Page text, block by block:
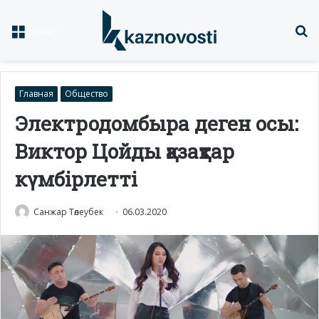
Главная Общество
Электродомбыра деген осы:
Виктор Цойды қазақтар
күмбірлетті
Санжар Төлеубек 06.03.2020